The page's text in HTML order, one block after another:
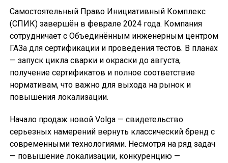
Самостоятельный Право Инициативный Комплекс
(СПИК) завершён в феврале 2024 года. Компания
сотрудничает с Объединённым инженерным центром
ГАЗа для сертификации и проведения тестов. В планах
— запуск цикла сварки и окраски до августа,
получение сертификатов и полное соответствие
нормативам, что важно для выхода на рынок и
повышения локализации.
Начало продаж новой Volga — свидетельство
серьезных намерений вернуть классический бренд с
современными технологиями. Несмотря на ряд задач
— повышение локализации, конкуренцию —